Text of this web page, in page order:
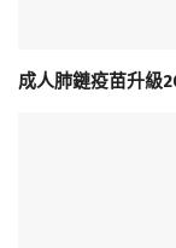
成人肺鏈疫苗升級